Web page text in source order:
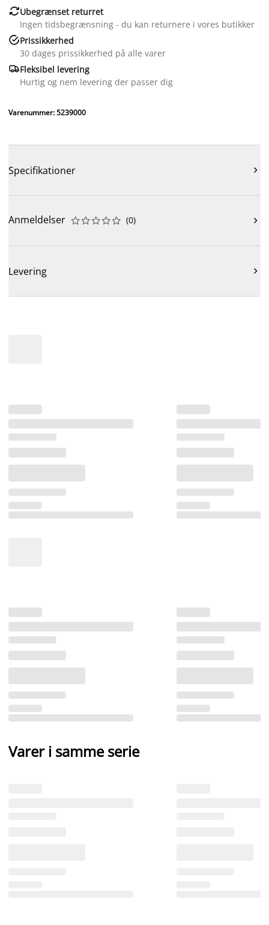
Ubegrænset returret
Ingen tidsbegrænsning - du kan returnere i vores butikker
Prissikkerhed
30 dages prissikkerhed på alle varer
Fleksibel levering
Hurtig og nem levering der passer dig
Varenummer: 5239000
Specifikationer 
Anmeldelser 




 (0) 
Levering 
Varer i samme serie